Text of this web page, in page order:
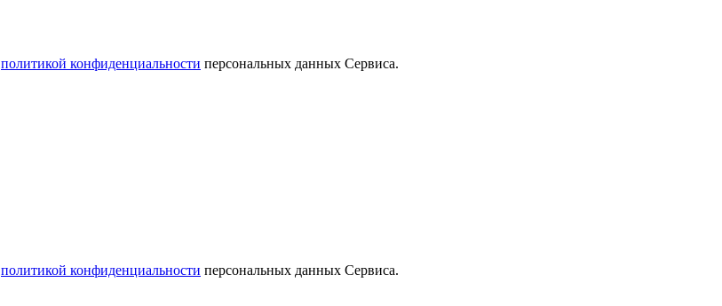
политикой конфиденциальности персональных данных Сервиса.
политикой конфиденциальности персональных данных Сервиса.